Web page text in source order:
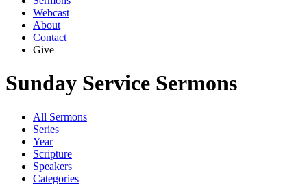
Webcast
About
Contact
Give
Sunday Service Sermons
All Sermons
Series
Year
Scripture
Speakers
Categories